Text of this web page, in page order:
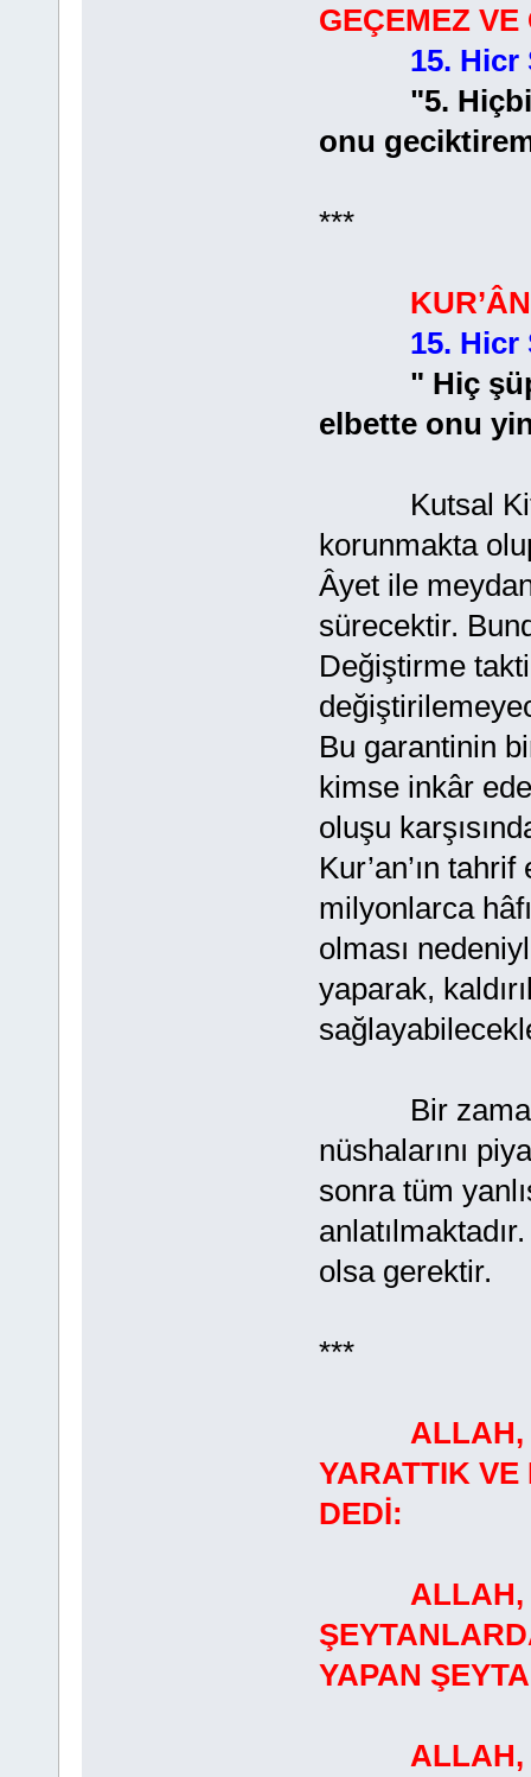
GEÇEMEZ
15. Hicr
"5. Hiçbir
onu
***
15. Hicr
" Hiç şüphe
elbette onu
Kutsal
korunmakta
Âyet ile
sürecektir.
Değiştirme
Bu garantinin
kimse inkâr
oluşu
Kur’an’ın
milyonlarca
olması
yaparak,
Bir zamanlar
nüshalarını
sonra tüm
olsa gerektir.
***
ALLAH,
YARATTIK
DEDİ:
ALLAH,
YAPAN
ALLAH,